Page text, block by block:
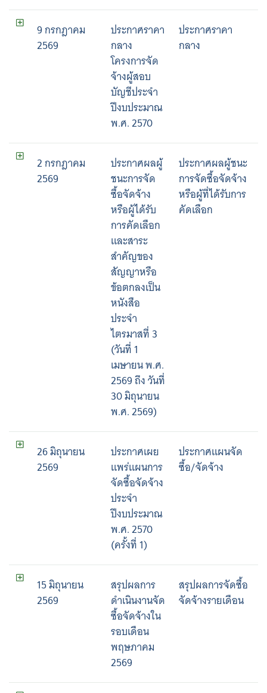
9 กรกฎาคม
2569
ประกาศราคา
กลาง
โครงการจัด
จ้างผู้สอบ
บัญชีประจำ
ปีงบประมาณ
พ.ศ. 2570
ประกาศราคา
กลาง
2 กรกฎาคม
2569
ประกาศผลผู้
ชนะการจัด
ซื้อจัดจ้าง
หรือผู้ได้รับ
การคัดเลือก
และสาระ
สำคัญของ
สัญญาหรือ
ข้อตกลงเป็น
หนังสือ
ประจำ
ไตรมาสที่ 3
(วันที่ 1
เมษายน พ.ศ.
2569 ถึง วันที่
30 มิถุนายน
พ.ศ. 2569)
ประกาศผลผู้ชนะ
การจัดซื้อจัดจ้าง
หรือผู้ที่ได้รับการ
คัดเลือก
26 มิถุนายน
2569
ประกาศเผย
แพร่แผนการ
จัดซื้อจัดจ้าง
ประจำ
ปีงบประมาณ
พ.ศ. 2570
(ครั้งที่ 1)
ประกาศแผนจัด
ซื้อ/จัดจ้าง
15 มิถุนายน
2569
สรุปผลการ
ดำเนินงานจัด
ซื้อจัดจ้างใน
รอบเดือน
พฤษภาคม
2569
สรุปผลการจัดซื้อ
จัดจ้างรายเดือน